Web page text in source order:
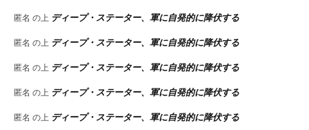
匿名 の上 ディープ・ステーター、軍に自発的に降伏する
匿名 の上 ディープ・ステーター、軍に自発的に降伏する
匿名 の上 ディープ・ステーター、軍に自発的に降伏する
匿名 の上 ディープ・ステーター、軍に自発的に降伏する
匿名 の上 ディープ・ステーター、軍に自発的に降伏する